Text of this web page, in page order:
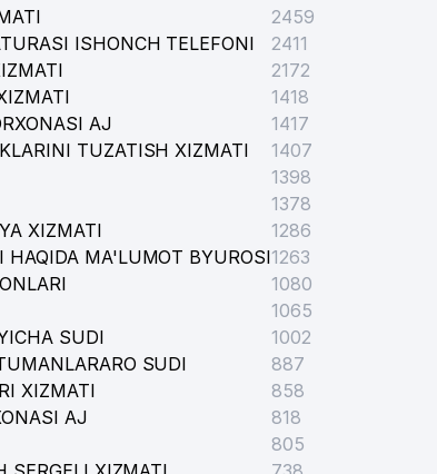
2459
ISHONCH TELEFONI
2411
2172
1418
AJ
1417
TUZATISH XIZMATI
1407
1398
1378
XIZMATI
1286
HAQIDA MA'LUMOT BYUROSI1263
1080
1065
SUDI
1002
SUDI
887
XIZMATI
858
AJ
818
805